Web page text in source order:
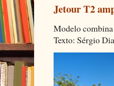
Jetour T2
Modelo
Texto: Sérgio